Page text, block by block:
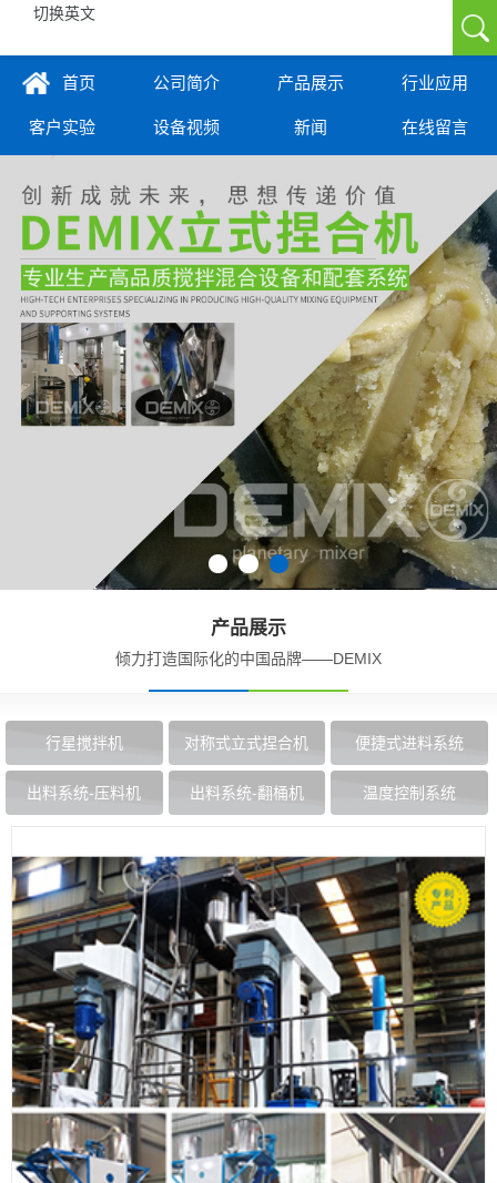
切换英文
首页 公司简介 产品展示 行业应用
客户实验 设备视频 新闻 在线留言
产品展示
倾力打造国际化的中国品牌——DEMIX
行星搅拌机 对称式立式捏合机 便捷式进料系统
出料系统-压料机 出料系统-翻桶机 温度控制系统